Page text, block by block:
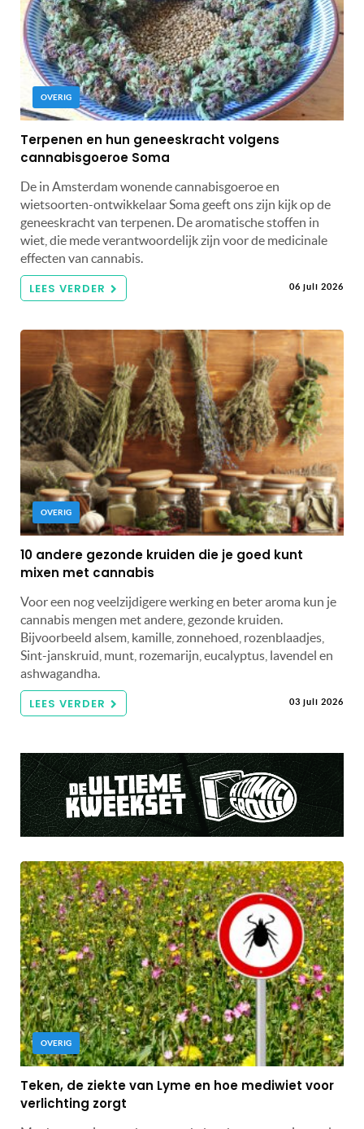
OVERIG
Terpenen en hun geneeskracht volgens
cannabisgoeroe Soma
De in Amsterdam wonende cannabisgoeroe en
wietsoorten-ontwikkelaar Soma geeft ons zijn kijk op de
geneeskracht van terpenen. De aromatische stoffen in
wiet, die mede verantwoordelijk zijn voor de medicinale
effecten van cannabis.
LEES VERDER 06 juli 2026
OVERIG
10 andere gezonde kruiden die je goed kunt
mixen met cannabis
Voor een nog veelzijdigere werking en beter aroma kun je
cannabis mengen met andere, gezonde kruiden.
Bijvoorbeeld alsem, kamille, zonnehoed, rozenblaadjes,
Sint-janskruid, munt, rozemarijn, eucalyptus, lavendel en
ashwagandha.
LEES VERDER 03 juli 2026
OVERIG
Teken, de ziekte van Lyme en hoe mediwiet voor
verlichting zorgt